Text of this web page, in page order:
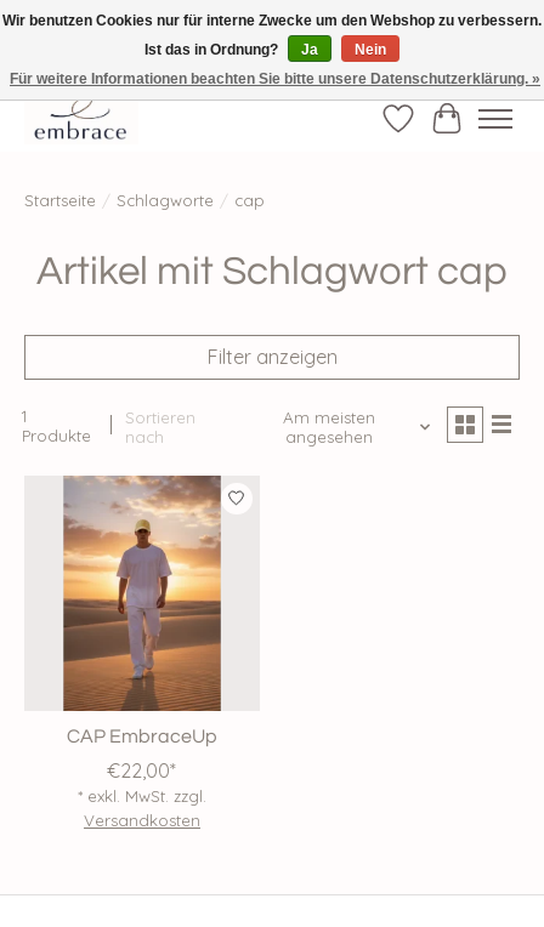
√ Versandkostenfrei ab € 40-, √ Made with Love and Happiness √Exklusiv und
nur hier im Onlineshop √high-quality & long-lasting fashion
Wunschzettel
Ihr
Startseite / Schlagworte / cap
Artikel mit Schlagwort cap
Filter anzeigen
1
Produkte
Sortieren
nach
Am meisten
angesehen
CAP EmbraceUp
€22,00*
* exkl. MwSt. zzgl.
Versandkosten
Wir benutzen Cookies nur für interne Zwecke um den Webshop zu verbessern.
Ist das in Ordnung?
Ja
Nein
Für weitere Informationen beachten Sie bitte unsere Datenschutzerklärung. »